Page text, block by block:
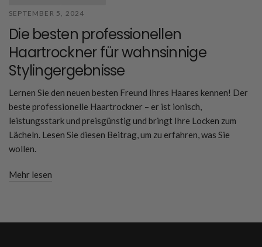
SEPTEMBER 5, 2024
Die besten professionellen
Haartrockner für wahnsinnige
Stylingergebnisse
Lernen Sie den neuen besten Freund Ihres Haares kennen! Der
beste professionelle Haartrockner – er ist ionisch,
leistungsstark und preisgünstig und bringt Ihre Locken zum
Lächeln. Lesen Sie diesen Beitrag, um zu erfahren, was Sie
wollen.
Mehr lesen